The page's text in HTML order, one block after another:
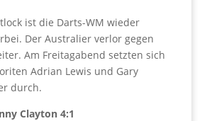
ist die Darts-WM wieder
Der Australier verlor gegen
Am Freitagabend setzten sich
Adrian Lewis und Gary
durch.
Clayton 4:1